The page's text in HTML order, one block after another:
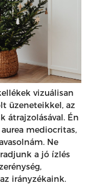
vizuálisan
üzeneteikkel, az
átrajzolásával. Én
mediocritas,
Ne
a jó ízlés
irányzékaink.